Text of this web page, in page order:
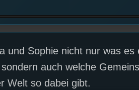
und Sophie nicht nur was
auch welche
Welt so dabei gibt.